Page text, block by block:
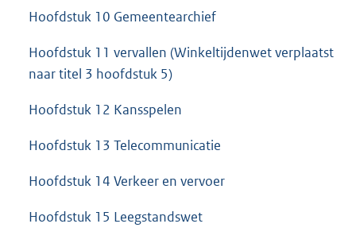
Hoofdstuk 10 Gemeentearchief
Hoofdstuk 11 vervallen (Winkeltijdenwet verplaatst
naar titel 3 hoofdstuk 5)
Hoofdstuk 12 Kansspelen
Hoofdstuk 13 Telecommunicatie
Hoofdstuk 14 Verkeer en vervoer
Hoofdstuk 15 Leegstandswet